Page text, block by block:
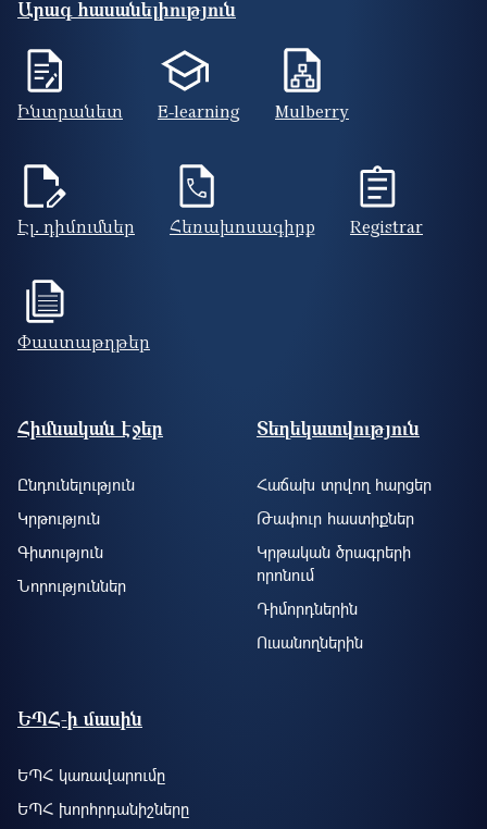
Արագ հասանելիություն
Ինտրանետ E-learning Mulberry
Էլ. դիմումներ Հեռախոսագիրք Registrar
Փաստաթղթեր
Footer site information
Հիմնական էջեր
Ընդունելություն
Կրթություն
Գիտություն
Նորություններ
Տեղեկատվություն
Հաճախ տրվող հարցեր
Թափուր հաստիքներ
Կրթական ծրագրերի
որոնում
Դիմորդներին
Ուսանողներին
ԵՊՀ-ի մասին
ԵՊՀ կառավարումը
ԵՊՀ խորհրդանիշները